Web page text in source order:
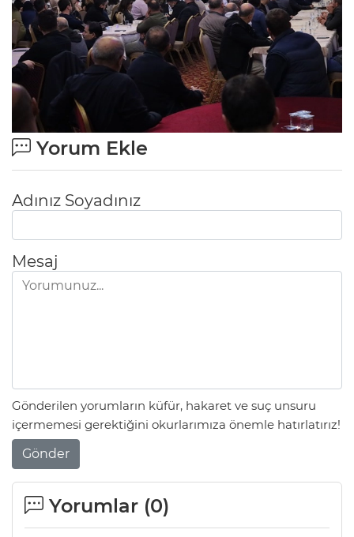
Yorum Ekle
Adınız Soyadınız
Mesaj
Gönderilen yorumların küfür, hakaret ve suç unsuru
içermemesi gerektiğini okurlarımıza önemle hatırlatırız!
Gönder
Yorumlar (0)